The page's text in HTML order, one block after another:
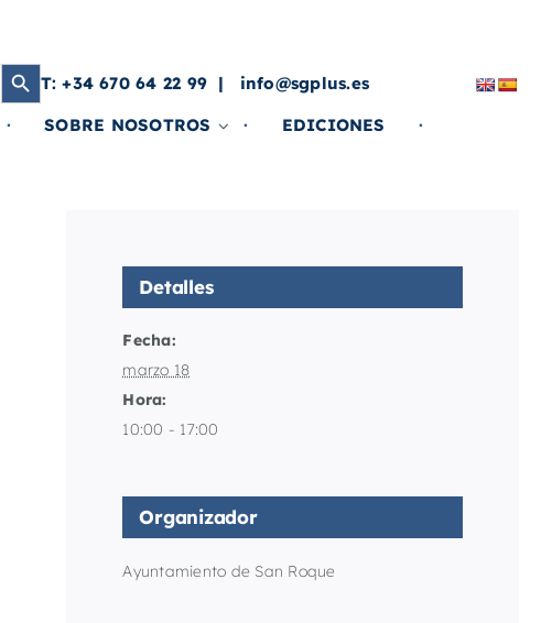
Botón de búsqueda
T: +34 670 64 22 99
info@sgplus.es
SOBRE NOSOTROS EDICIONES
Detalles
Fecha:
marzo 18
Hora:
10:00 - 17:00
Organizador
Ayuntamiento de San Roque